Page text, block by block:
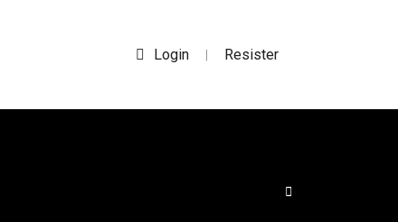
Login | Resister